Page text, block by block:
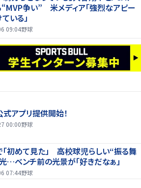
“MVP争い” 米メディア「強烈なアピー
いる」
09:04野球
アプリ提供開始！
00:00野球
「初めて見た」 高校球児らしい“振る舞
…ベンチ前の光景が「好きだなぁ」
07:44野球